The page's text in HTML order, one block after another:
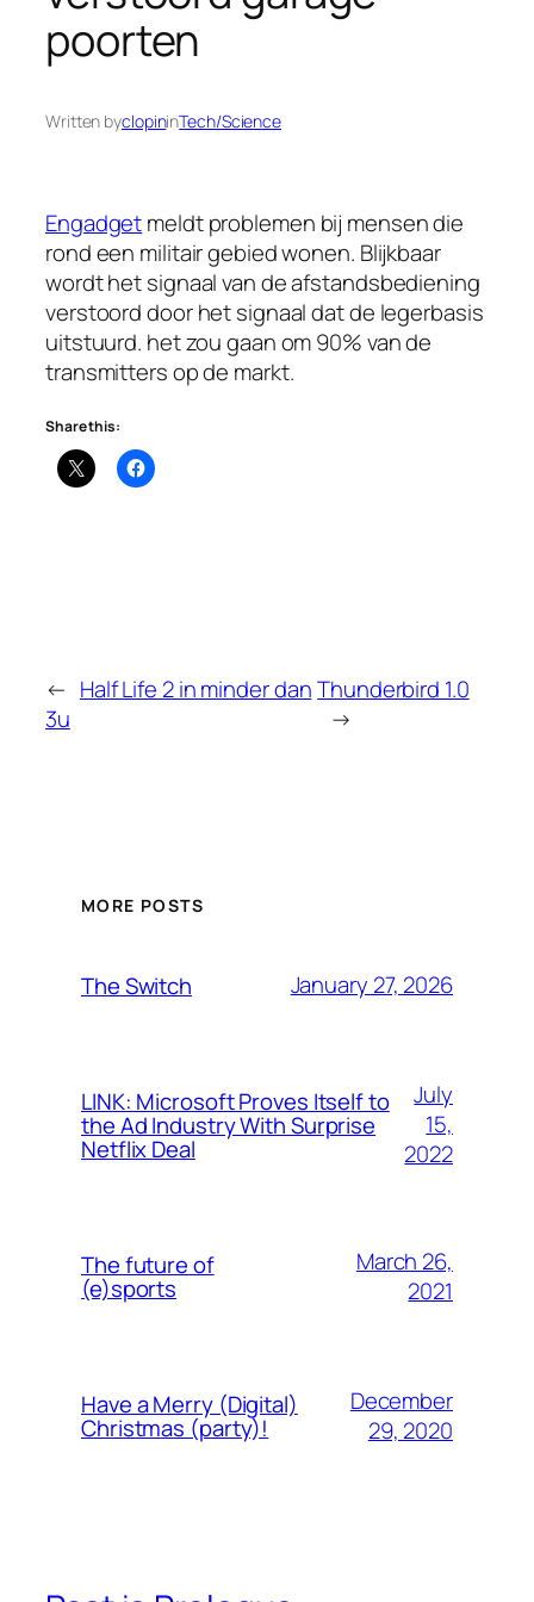
poorten
Written byclopininTech/Science
Engadgetmeldt problemen bij mensen die
rond een militair gebied wonen. Blijkbaar
wordt het signaal van de afstandsbediening
verstoord door het signaal dat de legerbasis
uitstuurd. het zou gaan om 90% van de
transmitters op de markt.
Share this:
← Half Life 2 in minder dan
3u
Thunderbird 1.0
→
MORE POSTS
The Switch January 27, 2026
LINK: Microsoft Proves Itself to
the Ad Industry With Surprise
Netflix Deal
July
15,
2022
The future of
(e)sports
March 26,
2021
Have a Merry (Digital)
Christmas (party)!
December
29, 2020